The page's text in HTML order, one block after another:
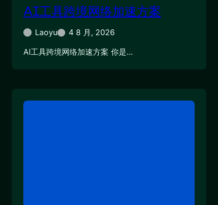
AI工具跨境网络加速方案
Laoyu
4 8 月, 2026
AI工具跨境网络加速方案 你是…